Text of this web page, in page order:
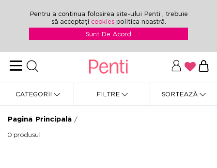
Pentru a continua folosirea site-ului Penti , trebuie
să acceptați cookies politica noastră.
Sunt De Acord
CATEGORII FILTRE SORTEAZĂ
Pagină Principală /
0 produsul